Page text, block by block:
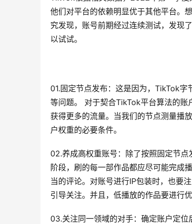
他们对平台的依赖明显优于其他平台。
究发现，账号前期经过连续测试，发现
以试试。
01.固定节点发布：这是因为，TikTok
等问题。 对于契合TikTok平台算法的账
获得更多的流量。当我们的节点测量播
户权重的必要条件。
02.养成高权重账号：除了按照固定节
阶段，刷的每一部作品都应尽可能完成
当的评论。对账号进行IP包装时，也要
引导关注。并且，低播放的作品要进行
03.关注同一领域的对手：确定账户定